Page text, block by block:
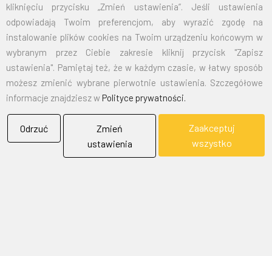
kliknięciu przycisku „Zmień ustawienia”. Jeśli ustawienia
odpowiadają Twoim preferencjom, aby wyrazić zgodę na
instalowanie plików cookies na Twoim urządzeniu końcowym w
wybranym przez Ciebie zakresie kliknij przycisk "Zapisz
ustawienia". Pamiętaj też, że w każdym czasie, w łatwy sposób
możesz zmienić wybrane pierwotnie ustawienia. Szczegółowe
informacje znajdziesz wPolityce prywatności.
Odrzuć
Zmień
ustawienia
Zaakceptuj
wszystko
EMAIL: marketing@bielflag.pl
biuro@bielflag.pl
TELEFON:600 42 11 90,33/816 21 78
BIELFLAG